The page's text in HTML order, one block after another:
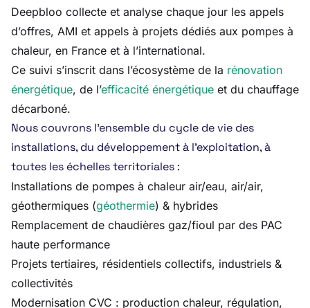
Deepbloo collecte et analyse chaque jour les appels
d’offres, AMI et appels à projets dédiés aux pompes à
chaleur, en France et à l’international.
Ce suivi s’inscrit dans l’écosystème de la rénovation
énergétique, de l’efficacité énergétique et du chauffage
décarboné.
Nous couvrons l’ensemble du cycle de vie des
installations, du développement à l’exploitation, à
toutes les échelles territoriales :
Installations de pompes à chaleur air/eau, air/air,
géothermiques (géothermie) & hybrides
Remplacement de chaudières gaz/fioul par des PAC
haute performance
Projets tertiaires, résidentiels collectifs, industriels &
collectivités
Modernisation CVC : production chaleur, régulation,